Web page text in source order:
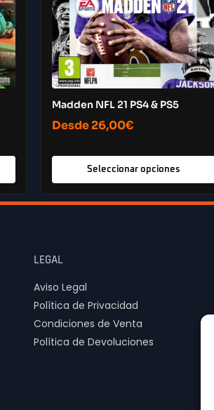
Madden NFL 21 PS4 & PS5
Desde26,00€
Seleccionar opciones
LEGAL
Aviso Legal
Política de Privacidad
Condiciones de Venta
Política de Devoluciones